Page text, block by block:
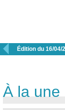
 Édition du 16/04/
À la une